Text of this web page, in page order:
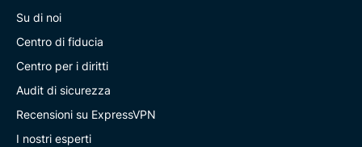
Su di noi
Centro di fiducia
Centro per i diritti
Audit di sicurezza
Recensioni su ExpressVPN
I nostri esperti